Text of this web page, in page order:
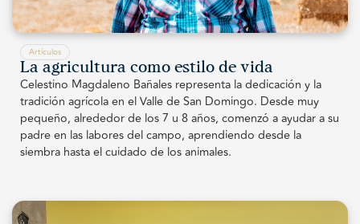
Artículos
La agricultura como estilo de vida
Celestino Magdaleno Bañales representa la dedicación y la
tradición agrícola en el Valle de San Domingo. Desde muy
pequeño, alrededor de los 7 u 8 años, comenzó a ayudar a su
padre en las labores del campo, aprendiendo desde la
siembra hasta el cuidado de los animales.